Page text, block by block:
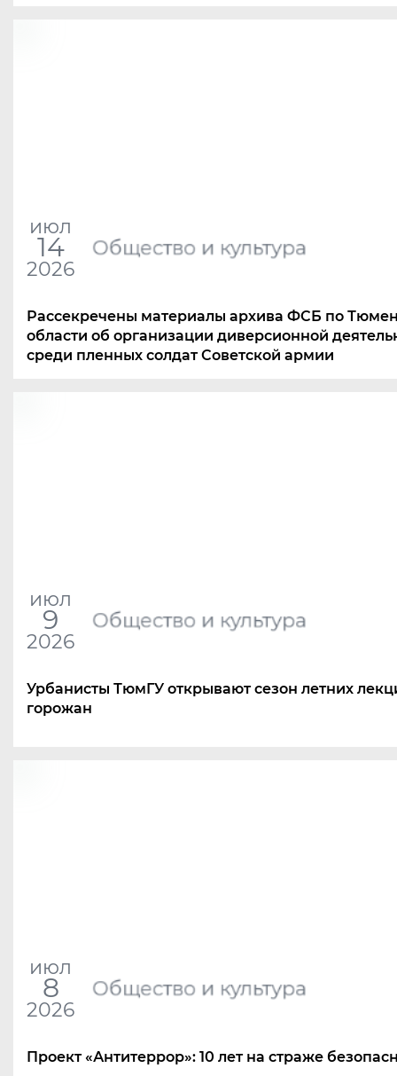
июл
14
2026
Общество и культура
Рассекречены материалы архива ФСБ по
области об организации диверсионной
среди пленных солдат Советской армии
июл
9
2026
Общество и культура
Урбанисты ТюмГУ открывают сезон летних
горожан
июл
8
2026
Общество и культура
Проект «Антитеррор»: 10 лет на страже